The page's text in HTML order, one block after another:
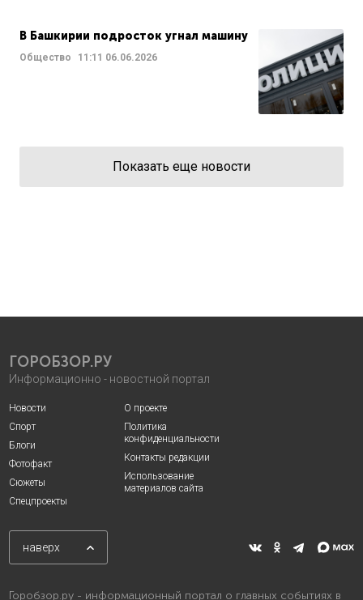
В Башкирии подросток угнал машину
Общество 11:11 06.06.2026
Показать еще новости
ГОРОБЗОР.РУ
Информационно - новостной портал
Новости
Спорт
Блоги
Фотофакт
Сюжеты
Спецпроекты
О проекте
Политика
конфиденциальности
Контакты редакции
Использование
материалов сайта
наверх
Горобзор.ру - информационный портал о главных событиях в